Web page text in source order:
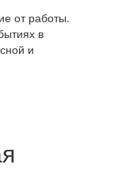
от работы.
в
и